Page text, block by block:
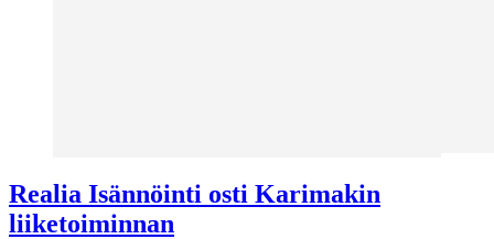
Realia Isännöinti osti Karimakin
liiketoiminnan